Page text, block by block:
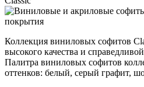
Коллекция виниловых софитов
высокого качества и
Палитра виниловых софитов
оттенков: белый, серый графит,